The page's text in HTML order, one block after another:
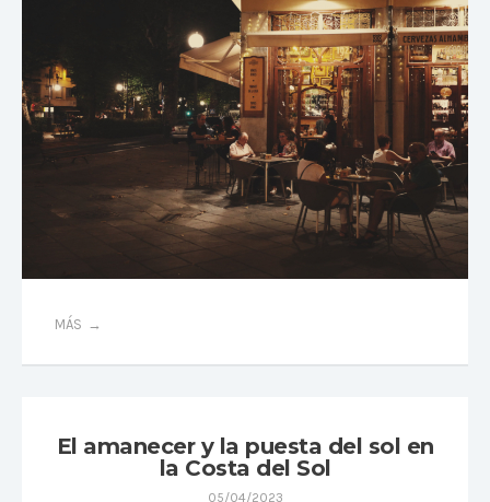
MÁS
El amanecer y la puesta del sol en
la Costa del Sol
05/04/2023